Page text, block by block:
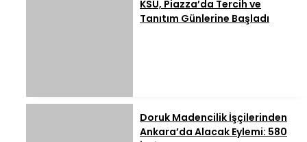
KSÜ, Piazza’da Tercih ve
Tanıtım Günlerine Başladı
Doruk Madencilik İşçilerinden
Ankara’da Alacak Eylemi: 580